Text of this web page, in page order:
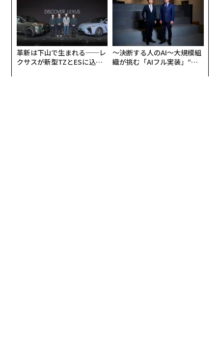
AIを使って俳優の容姿を若返らせ、説得力のあるデジタ
ルパフォーマンスを実現するという特定の用途は、特殊
効果業界に混乱をもたらす可能性はあるものの、続々と
登場するディープフェイクの利用方法の中では比較的無
害な部類に属する。しかし、一般的にディープフェイク
を見た人がまず考えるのは、生き生きとした本人そっく
りの政治家の偽情報や、合意に基づかないポルノなど、
革新は下山で生まれる──レ
クサスが新型TZとESに込め
〜決断する人のAI〜大規模組
織が挑む「AIフル実装」“使